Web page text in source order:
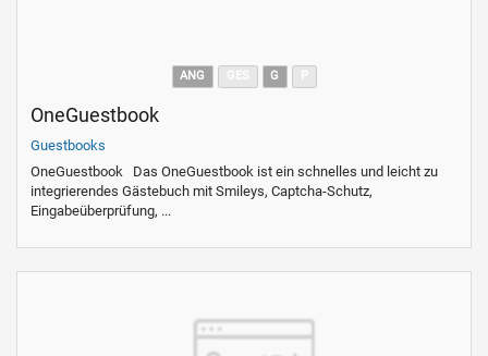
ANG G
OneGuestbook
Guestbooks
OneGuestbook Das OneGuestbook ist ein schnelles und leicht zu
integrierendes Gästebuch mit Smileys, Captcha-Schutz,
Eingabeüberprüfung, ...